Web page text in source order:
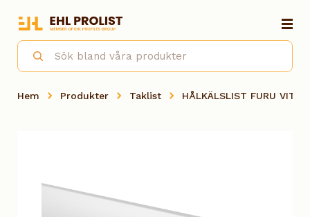
Hem Produkter Taklist HÅLKÄLSLIST FURU VIT